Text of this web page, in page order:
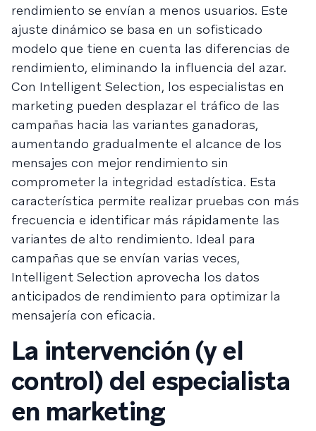
rendimiento se envían a menos usuarios. Este
ajuste dinámico se basa en un sofisticado
modelo que tiene en cuenta las diferencias de
rendimiento, eliminando la influencia del azar.
Con Intelligent Selection, los especialistas en
marketing pueden desplazar el tráfico de las
campañas hacia las variantes ganadoras,
aumentando gradualmente el alcance de los
mensajes con mejor rendimiento sin
comprometer la integridad estadística. Esta
característica permite realizar pruebas con más
frecuencia e identificar más rápidamente las
variantes de alto rendimiento. Ideal para
campañas que se envían varias veces,
Intelligent Selection aprovecha los datos
anticipados de rendimiento para optimizar la
mensajería con eficacia.
La intervención (y el
control) del especialista
en marketing